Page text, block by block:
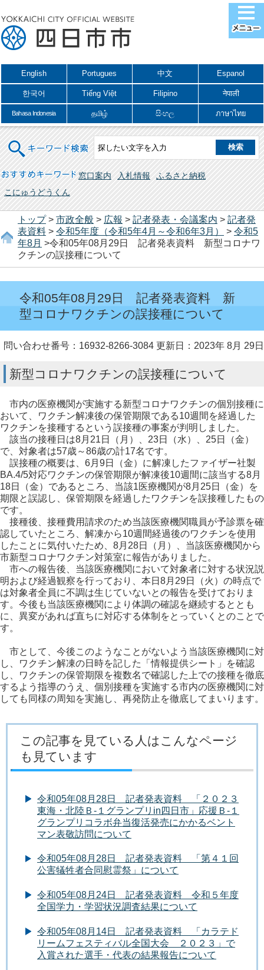
English Portugues 中文 Espanol
한국어 Tiếng Việt Filipino नेपाली
Bahasa Indonesia தமிழ் සිංහල ภาษาไทย
キーワード検索
おすすめキーワード 窓口案内 入札情報
ふるさと納税
こにゅうどうくん
トップ> 市政全般 > 広報 > 記者発表・会議案内 > 記者発
表資料 > 令和5年度（令和5年4月～令和6年3月） > 令和5
年8月 >令和05年08月29日 記者発表資料 新型コロナワ
クチンの誤接種について
令和05年08月29日 記者発表資料 新
型コロナワクチンの誤接種について
問い合わせ番号：16932-8266-3084 更新日：2023年 8月 29日
新型コロナワクチンの誤接種について
市内の医療機関が実施する新型コロナワクチンの個別接種に
おいて、ワクチン解凍後の保管期限である10週間を経過した
ワクチンを接種するという誤接種の事案が判明しました。
該当の接種日は8月21日（月）、23日（水）、25日（金）
で、対象者は57歳～86歳の計17名です。
誤接種の概要は、6月9日（金）に解凍したファイザー社製
BA.4/5対応ワクチンの保管期限が解凍後10週間に該当する8月
18日（金）であるところ、当該1医療機関が8月25日（金）を
期限と誤認し、保管期限を経過したワクチンを誤接種したもの
です。
接種後、接種費用請求のため当該医療機関職員が予診票を確
認していたところ、解凍から10週間経過後のワクチンを使用
したことに気付いたため、8月28日（月）、当該医療機関から
市新型コロナワクチン対策室に報告がありました。
市への報告後、当該医療機関において対象者に対する状況説
明および経過観察を行っており、本日8月29日（火）の時点で
は対象者全員に不調は生じていないとの報告を受けておりま
す。今後も当該医療機関により体調の確認を継続するととも
に、異変があれば直ちに対応する体制をとっていくとのことで
す。
市として、今後このようなことがないよう当該医療機関に対
し、ワクチン解凍の日時を記した「情報提供シート」を確認
し、ワクチンの保管期限を複数名で確認した上での接種を徹底
するよう指導のうえ、個別接種を実施する市内の医療機関に対
しても同様の周知を実施し、再発防止を徹底してまいります。
この記事を見ている人はこんなページ
も見ています
令和05年08月28日 記者発表資料 「２０２３
東海・北陸Ｂ-１グランプリin四日市」応援Ｂ-１
グランプリコラボ弁当復活発売にかかるベント
マン表敬訪問について
令和05年08月28日 記者発表資料 「第４１回
公害犠牲者合同慰霊祭」について
令和05年08月24日 記者発表資料 令和５年度
全国学力・学習状況調査結果について
令和05年08月14日 記者発表資料 「カラテド
リームフェスティバル全国大会 ２０２３」で
入賞された選手・代表の結果報告について